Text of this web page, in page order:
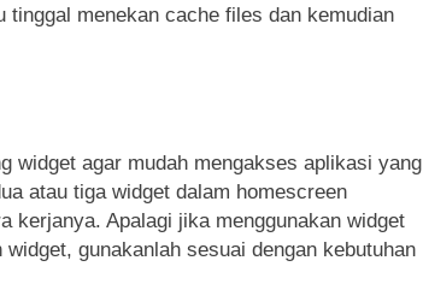
menekan cache files dan kemudian
widget agar mudah mengakses aplikasi yang
atau tiga widget dalam homescreen
kerjanya. Apalagi jika menggunakan widget
gunakanlah sesuai dengan kebutuhan